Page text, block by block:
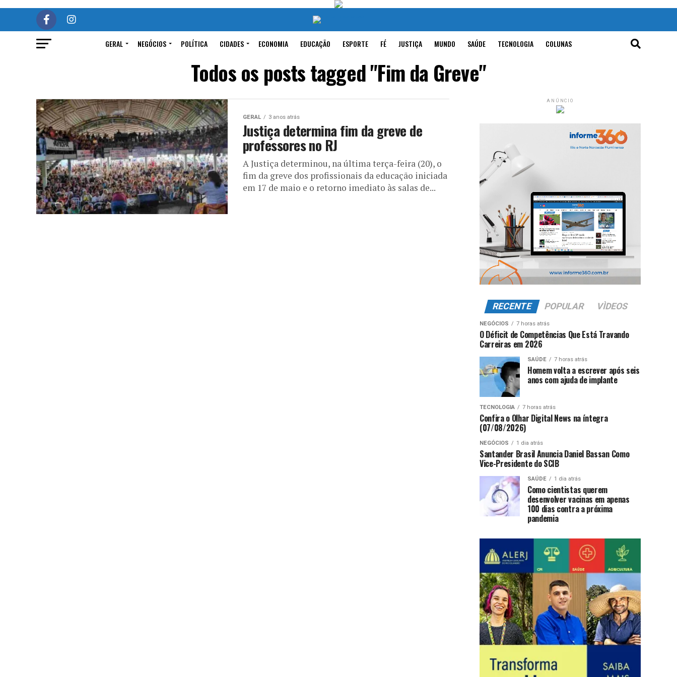
GERAL NEGÓCIOS POLÍTICA CIDADES ECONOMIA EDUCAÇÃO ESPORTE FÉ JUSTIÇA MUNDO SAÚDE TECNOLOGIA COLUNAS
Todos os posts tagged "Fim da Greve"
GERAL 3 anos atrás
Justiça determina fim da greve de
professores no RJ
A Justiça determinou, na última terça-feira (20), o
fim da greve dos profissionais da educação iniciada
em 17 de maio e o retorno imediato às salas de...
ANÚNCIO
RECENTE POPULAR VÌDEOS
NEGÓCIOS 7 horas atrás
O Déficit de Competências Que Está Travando
Carreiras em 2026
SAÚDE 7 horas atrás
Homem volta a escrever após seis
anos com ajuda de implante
TECNOLOGIA 7 horas atrás
Confira o Olhar Digital News na íntegra
(07/08/2026)
NEGÓCIOS 1 dia atrás
Santander Brasil Anuncia Daniel Bassan Como
Vice-Presidente do SCIB
SAÚDE 1 dia atrás
Como cientistas querem
desenvolver vacinas em apenas
100 dias contra a próxima
pandemia